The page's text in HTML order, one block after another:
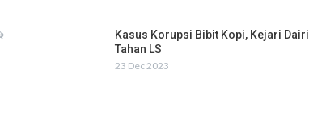
Kasus Korupsi Bibit Kopi, Kejari Dairi
Tahan LS
23 Dec 2023